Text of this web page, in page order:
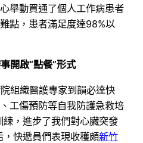
舉動買通了個人工作病患者
點，患者滿足度達98%以
開啟“點餐”形式
組織醫護專家到韻必達快
工傷預防等自我防護急救培
，進步了我們對心臟突發
，快遞員們表現收穫頗新竹